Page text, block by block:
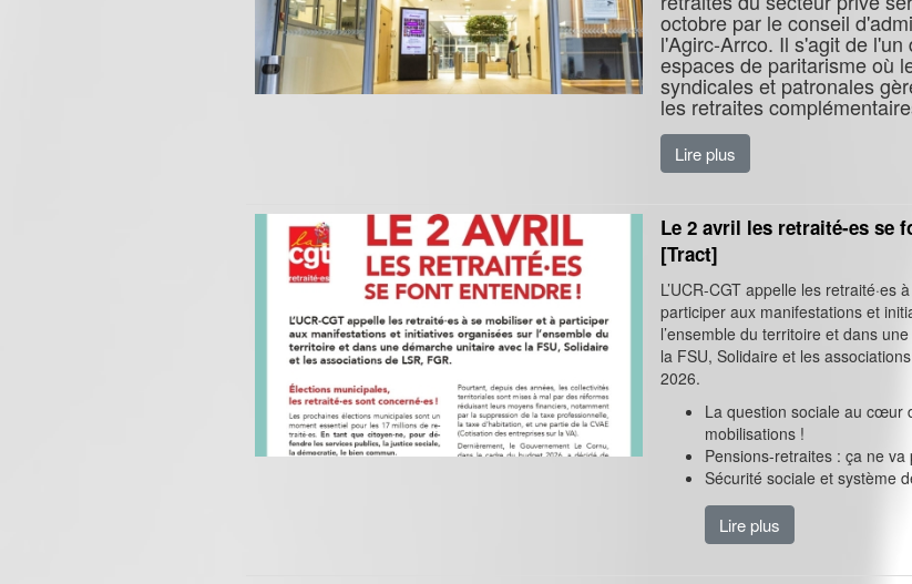
octobre par le conseil
l'Agirc-Arrco. Il s'agit de l'un
espaces de paritarisme où
syndicales et patronales
les retraites
Lire plus
Le 2 avril les retraité-es se
[Tract]
L’UCR-CGT appelle les retraité·es
participer aux manifestations et
l’ensemble du territoire et dans
la FSU, Solidaire et les
2026.
La question sociale au cœur
mobilisations !
Pensions-retraites : ça ne va
Sécurité sociale et système
Lire plus